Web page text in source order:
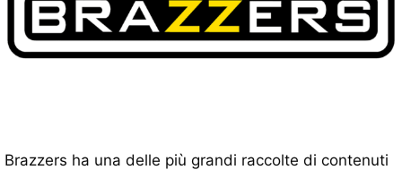
Brazzers ha una delle più grandi raccolte di contenuti